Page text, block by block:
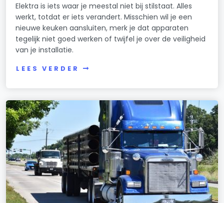
Elektra is iets waar je meestal niet bij stilstaat. Alles
werkt, totdat er iets verandert. Misschien wil je een
nieuwe keuken aansluiten, merk je dat apparaten
tegelijk niet goed werken of twijfel je over de veiligheid
van je installatie.
LEES VERDER